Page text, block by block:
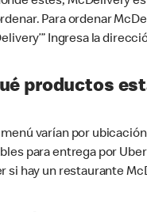
Para ordenar
Ingresa la
productos
varían por
para entrega por
si hay un restaurante